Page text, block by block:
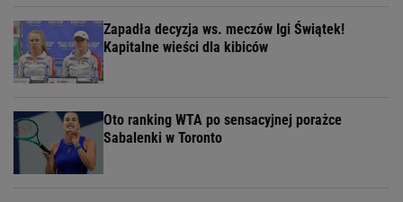
Zapadła decyzja ws. meczów Igi Świątek!
Kapitalne wieści dla kibiców
Oto ranking WTA po sensacyjnej porażce
Sabalenki w Toronto